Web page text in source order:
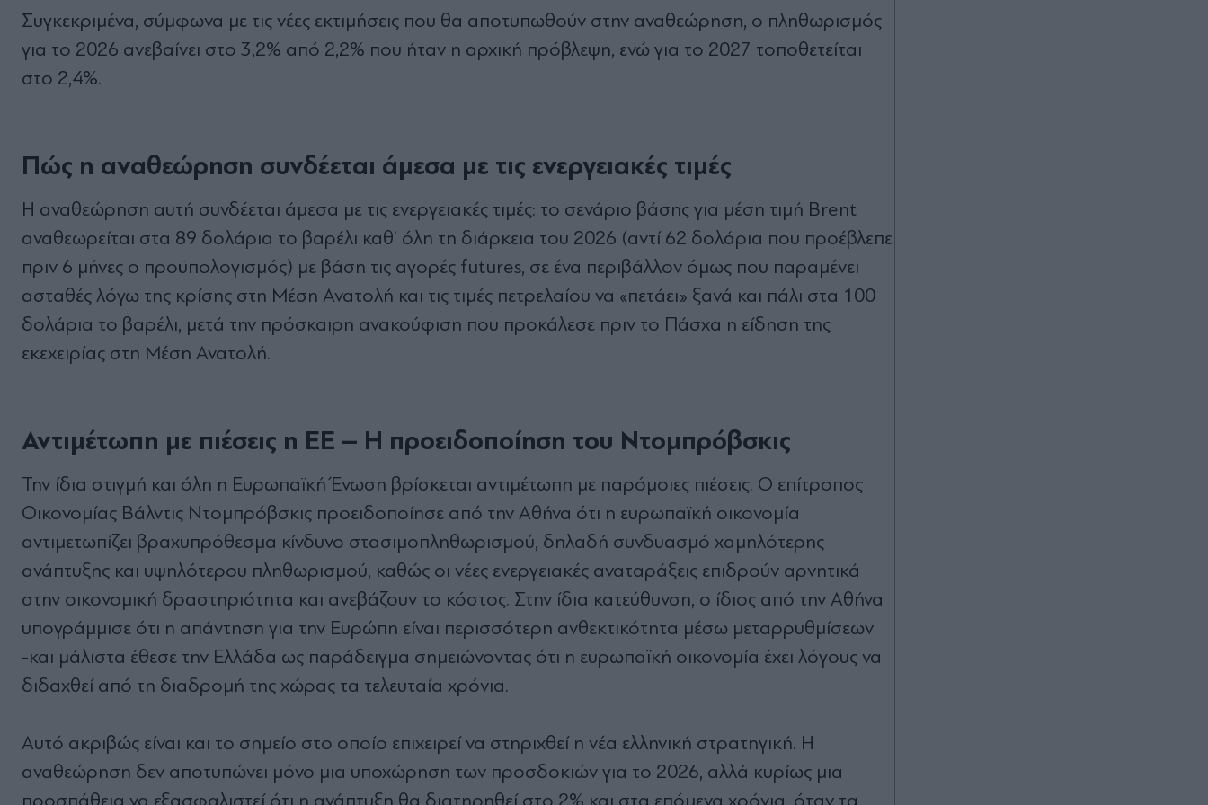
Συγκεκριμένα, σύμφωνα με τις νέες εκτιμήσεις που θα αποτυπωθούν στην αναθεώρηση, ο πληθωρισμός
για το 2026 ανεβαίνει στο 3,2% από 2,2% που ήταν η αρχική πρόβλεψη, ενώ για το 2027 τοποθετείται
στο 2,4%.
Πώς η αναθεώρηση συνδέεται άμεσα με τις ενεργειακές τιμές
Η αναθεώρηση αυτή συνδέεται άμεσα με τις ενεργειακές τιμές: το σενάριο βάσης για μέση τιμή Brent
αναθεωρείται στα 89 δολάρια το βαρέλι καθ’ όλη τη διάρκεια του 2026 (αντί 62 δολάρια που προέβλεπε
πριν 6 μήνες ο προϋπολογισμός) με βάση τις αγορές futures, σε ένα περιβάλλον όμως που παραμένει
ασταθές λόγω της κρίσης στη Μέση Ανατολή και τις τιμές πετρελαίου να «πετάει» ξανά και πάλι στα 100
δολάρια το βαρέλι, μετά την πρόσκαιρη ανακούφιση που προκάλεσε πριν το Πάσχα η είδηση της
εκεχειρίας στη Μέση Ανατολή.
Αντιμέτωπη με πιέσεις η ΕΕ – Η προειδοποίηση του Ντομπρόβσκις
Την ίδια στιγμή και όλη η Ευρωπαϊκή Ένωση βρίσκεται αντιμέτωπη με παρόμοιες πιέσεις. Ο επίτροπος
Οικονομίας Βάλντις Ντομπρόβσκις προειδοποίησε από την Αθήνα ότι η ευρωπαϊκή οικονομία
αντιμετωπίζει βραχυπρόθεσμα κίνδυνο στασιμοπληθωρισμού, δηλαδή συνδυασμό χαμηλότερης
ανάπτυξης και υψηλότερου πληθωρισμού, καθώς οι νέες ενεργειακές αναταράξεις επιδρούν αρνητικά
στην οικονομική δραστηριότητα και ανεβάζουν το κόστος. Στην ίδια κατεύθυνση, ο ίδιος από την Αθήνα
υπογράμμισε ότι η απάντηση για την Ευρώπη είναι περισσότερη ανθεκτικότητα μέσω μεταρρυθμίσεων
-και μάλιστα έθεσε την Ελλάδα ως παράδειγμα σημειώνοντας ότι η ευρωπαϊκή οικονομία έχει λόγους να
διδαχθεί από τη διαδρομή της χώρας τα τελευταία χρόνια.
Αυτό ακριβώς είναι και το σημείο στο οποίο επιχειρεί να στηριχθεί η νέα ελληνική στρατηγική. Η
αναθεώρηση δεν αποτυπώνει μόνο μια υποχώρηση των προσδοκιών για το 2026, αλλά κυρίως μια
προσπάθεια να εξασφαλιστεί ότι η ανάπτυξη θα διατηρηθεί στο 2% και στα επόμενα χρόνια, όταν τα